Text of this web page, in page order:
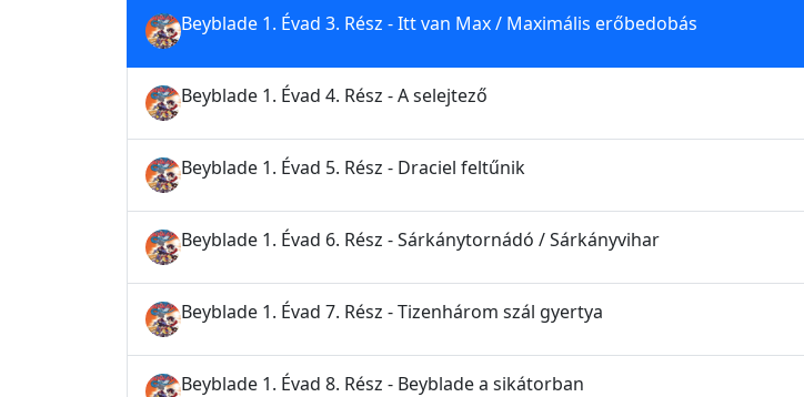
Beyblade 1. Évad 3. Rész - Itt van Max / Maximális erőbedobás
Beyblade 1. Évad 4. Rész - A selejtező
Beyblade 1. Évad 5. Rész - Draciel feltűnik
Beyblade 1. Évad 6. Rész - Sárkánytornádó / Sárkányvihar
Beyblade 1. Évad 7. Rész - Tizenhárom szál gyertya
Beyblade 1. Évad 8. Rész - Beyblade a sikátorban